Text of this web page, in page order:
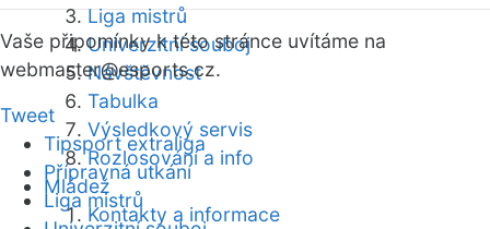
Liga mistrů
Univerzitní souboj
Návštěvnost
Tabulka
Výsledkový servis
Rozlosování a info
Mládež
Kontakty a informace
Vaše připomínky k této stránce uvítáme na
webmaster@esports.cz.
Tweet
Tipsport extraliga
Přípravná utkání
Liga mistrů